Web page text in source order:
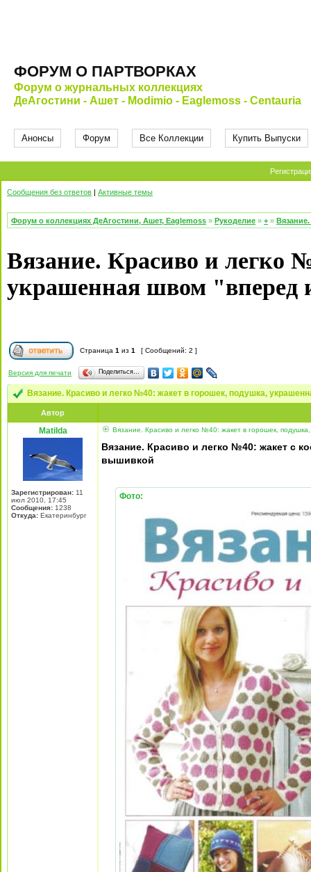
ФОРУМ О ПАРТВОРКАХ
Форум о журнальных коллекциях
ДеАгостини - Ашет - Modimio - Eaglemoss - Centauria
Анонсы Форум Все Коллекции Купить Выпуски
Сообщения без ответов | Активные темы
Форум о коллекциях ДеАгостини, Ашет, Eaglemoss » Рукоделие » + »
Вязание. Красиво и легко
украшенная швом
Страница 1 из 1 [ Сообщений: 2 ]
Версия для печати Поделиться…
Вязание. Красиво и легко №40: жакет в горошек, подушка,
Автор
Matilda
Зарегистрирован: 11
июл 2010, 17:45
Сообщения: 1238
Откуда: Екатеринбург
Вязание. Красиво и легко №40: жакет в горошек,
Вязание. Красиво и легко №40: жакет с
вышивкой
Фото: